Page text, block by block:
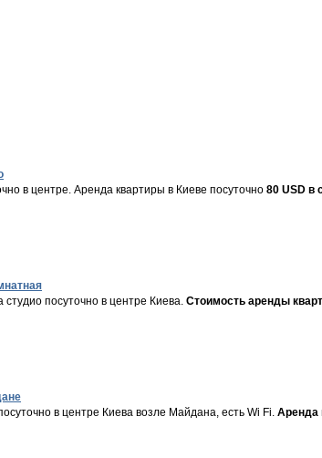
в центре. Аренда квартиры в Киеве посуточно 80 USD в
студио посуточно в центре Киева. Стоимость аренды
в центре Киева возле Майдана, есть Wi Fi. Аренда